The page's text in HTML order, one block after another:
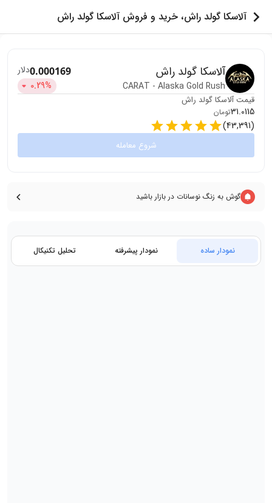
آلاسکا گولد راش، خرید و فروش آلاسکا گولد راش
آلاسکا گولد راش
CARAT - Alaska Gold Rush
0.000169دلار
0.29%
قیمت آلاسکا گولد راش
31.0115تومان
(
43,391
)
شروع معامله
گوش به زنگ نوسانات در بازار باشید
نمودار ساده نمودار پیشرفته تحلیل تکنیکال